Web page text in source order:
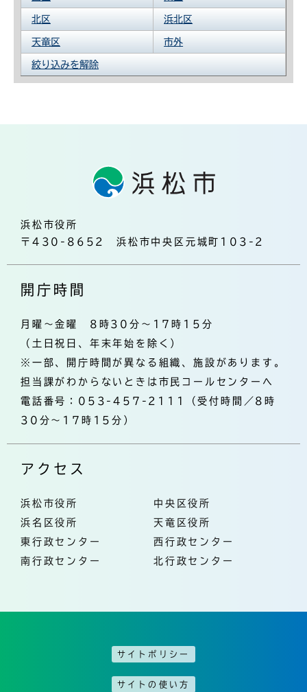
北区 浜北区
天竜区 市外
絞り込みを解除
浜松市役所
〒430-8652 浜松市中央区元城町103-2
開庁時間
月曜～金曜 8時30分～17時15分
（土日祝日、年末年始を除く）
※一部、開庁時間が異なる組織、施設があります。
担当課がわからないときは市民コールセンターへ
電話番号：053-457-2111（受付時間／8時
30分～17時15分）
アクセス
浜松市役所
中央区役所
浜名区役所
天竜区役所
東行政センター
西行政センター
南行政センター
北行政センター
サイトポリシー
サイトの使い方